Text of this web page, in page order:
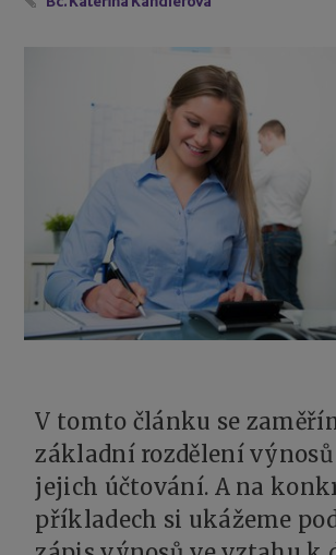
V tomto článku se
základní rozdělení výnosů
jejich účtování. A na
příkladech si ukážeme